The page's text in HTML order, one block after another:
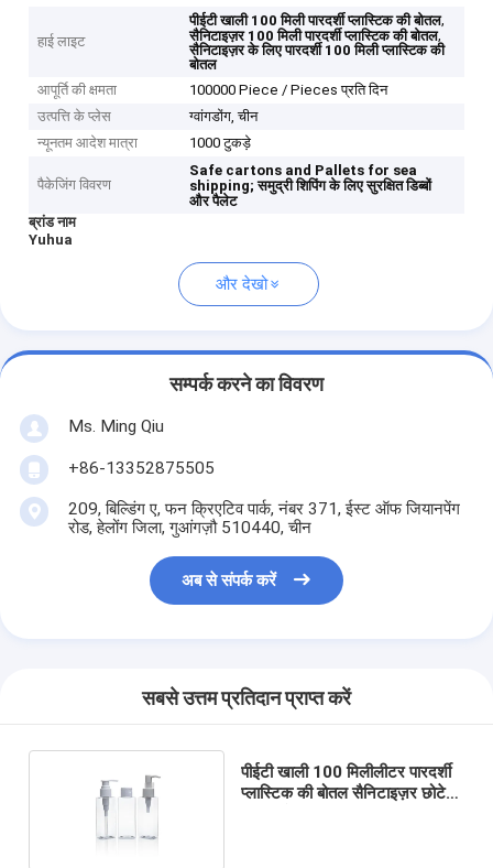
हाई लाइट
पीईटी खाली 100 मिली पारदर्शी प्लास्टिक की बोतल,
सैनिटाइज़र 100 मिली पारदर्शी प्लास्टिक की बोतल,
सैनिटाइज़र के लिए पारदर्शी 100 मिली प्लास्टिक की
बोतल
आपूर्ति की क्षमता
100000 Piece / Pieces प्रति दिन
उत्पत्ति के प्लेस
ग्वांगडोंग, चीन
न्यूनतम आदेश मात्रा
1000 टुकड़े
पैकेजिंग विवरण
Safe cartons and Pallets for sea
shipping; समुद्री शिपिंग के लिए सुरक्षित डिब्बों
और पैलेट
ब्रांड नाम
Yuhua
और देखो
सम्पर्क करने का विवरण
Ms. Ming Qiu
+86-13352875505
209, बिल्डिंग ए, फन क्रिएटिव पार्क, नंबर 371, ईस्ट ऑफ जियानपेंग
रोड, हेलोंग जिला, गुआंगज़ौ 510440, चीन
अब से संपर्क करें
सबसे उत्तम प्रतिदान प्राप्त करें
पीईटी खाली 100 मिलीलीटर पारदर्शी
प्लास्टिक की बोतल सैनिटाइज़र छोटे